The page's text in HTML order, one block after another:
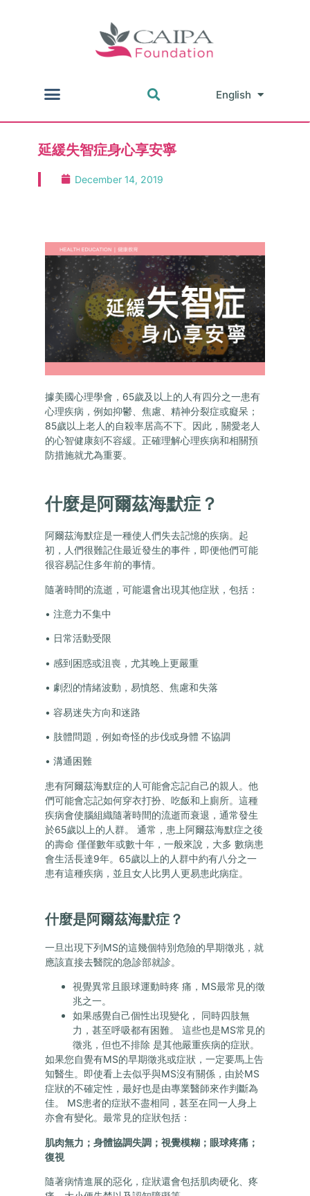
English
中文
延緩失智症身心享安寧
December 14, 2019
據美國心理學會，65歲及以上的人有四分之一患有
心理疾病，例如抑鬱、焦慮、精神分裂症或癡呆；
85歲以上老人的自殺率居高不下。因此，關愛老人
的心智健康刻不容緩。正確理解心理疾病和相關預
防措施就尤為重要。
什麼是阿爾茲海默症？
阿爾茲海默症是一種使人們失去記憶的疾病。起
初，人們很難記住最近發生的事件，即便他們可能
很容易記住多年前的事情。
隨著時間的流逝，可能還會出現其他症狀，包括：
• 注意力不集中
• 日常活動受限
• 感到困惑或沮喪，尤其晚上更嚴重
• 劇烈的情緒波動，易憤怒、焦慮和失落
• 容易迷失方向和迷路
• 肢體問題，例如奇怪的步伐或身體 不協調
• 溝通困難
患有阿爾茲海默症的人可能會忘記自己的親人。他
們可能會忘記如何穿衣打扮、吃飯和上廁所。這種
疾病會使腦組織隨著時間的流逝而衰退，通常發生
於65歲以上的人群。 通常，患上阿爾茲海默症之後
的壽命 僅僅數年或數十年，一般來說，大多 數病患
會生活長達9年。65歲以上的人群中約有八分之一
患有這種疾病，並且女人比男人更易患此病症。
什麼是阿爾茲海默症？
一旦出現下列MS的這幾個特別危險的早期徵兆，就
應該直接去醫院的急診部就診。
視覺異常且眼球運動時疼 痛，MS最常見的徵
兆之一。
如果感覺自己個性出現變化， 同時四肢無
力，甚至呼吸都有困難。 這些也是MS常見的
徵兆，但也不排除 是其他嚴重疾病的症狀。
如果您自覺有MS的早期徵兆或症狀，一定要馬上告
知醫生。即使看上去似乎與MS沒有關係，由於MS
症狀的不確定性，最好也是由專業醫師來作判斷為
佳。 MS患者的症狀不盡相同，甚至在同一人身上
亦會有變化。最常見的症狀包括：
肌肉無力；身體協調失調；視覺模糊；眼球疼痛；
復視
隨著病情進展的惡化，症狀還會包括肌肉硬化、疼